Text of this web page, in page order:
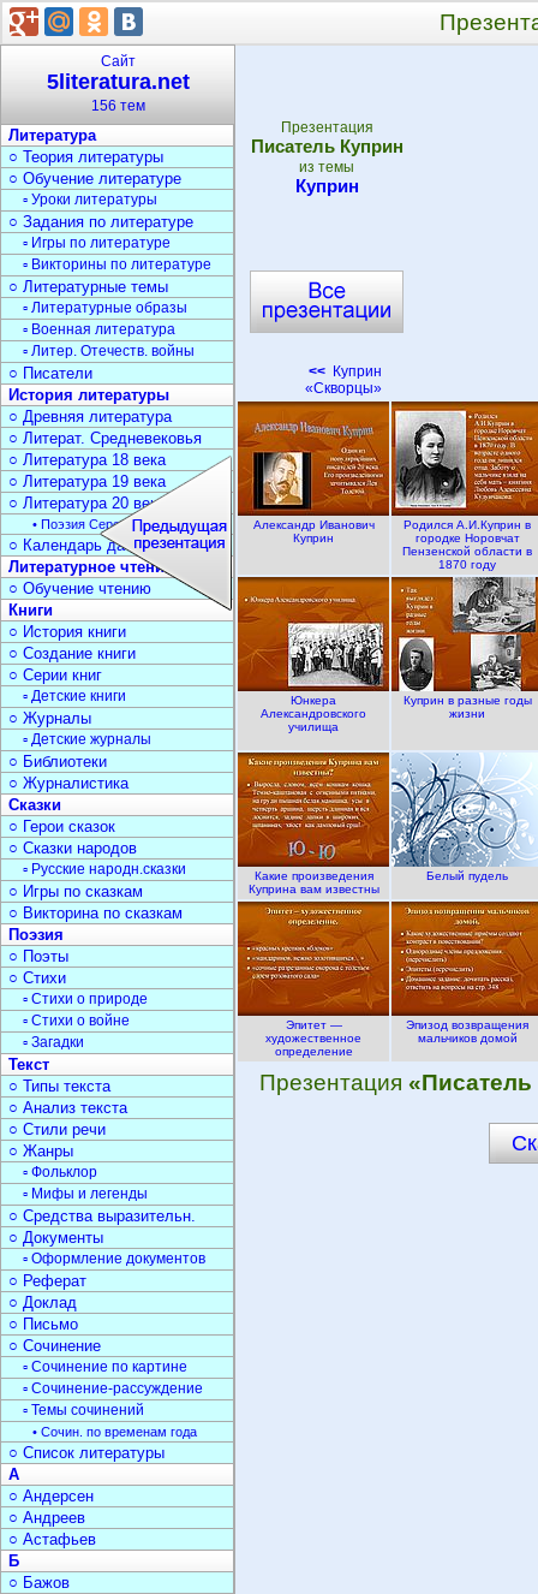
Презентация
Писатель Куприн
из темы
Куприн
<< Куприн
«Скворцы»
Александр Иванович
Куприн
Родился А.И.Куприн в
городке Норовчат
Пензенской области в
1870 году
Юнкера
Александровского
училища
Куприн в разные годы
жизни
Какие произведения
Куприна вам известны
Белый пудель
Эпитет —
художественное
определение
Эпизод возвращения
мальчиков домой
Презентация «Писатель
Сайт
5literatura.net
156 тем
Литература
○ Теория литературы
○ Обучение литературе
▫ Уроки литературы
○ Задания по литературе
▫ Игры по литературе
▫ Викторины по литературе
○ Литературные темы
▫ Литературные образы
▫ Военная литература
▫ Литер. Отечеств. войны
○ Писатели
История литературы
○ Древняя литература
○ Литерат. Средневековья
○ Литература 18 века
○ Литература 19 века
○ Литература 20 века
• Поэзия Серебрян. века
○ Календарь дат
Литературное чтение
○ Обучение чтению
Книги
○ История книги
○ Создание книги
○ Серии книг
▫ Детские книги
○ Журналы
▫ Детские журналы
○ Библиотеки
○ Журналистика
Сказки
○ Герои сказок
○ Сказки народов
▫ Русские народн.сказки
○ Игры по сказкам
○ Викторина по сказкам
Поэзия
○ Поэты
○ Стихи
▫ Стихи о природе
▫ Стихи о войне
▫ Загадки
Текст
○ Типы текста
○ Анализ текста
○ Стили речи
○ Жанры
▫ Фольклор
▫ Мифы и легенды
○ Средства выразительн.
○ Документы
▫ Оформление документов
○ Реферат
○ Доклад
○ Письмо
○ Сочинение
▫ Сочинение по картине
▫ Сочинение-рассуждение
▫ Темы сочинений
• Сочин. по временам года
○ Список литературы
А
○ Андерсен
○ Андреев
○ Астафьев
Б
○ Бажов